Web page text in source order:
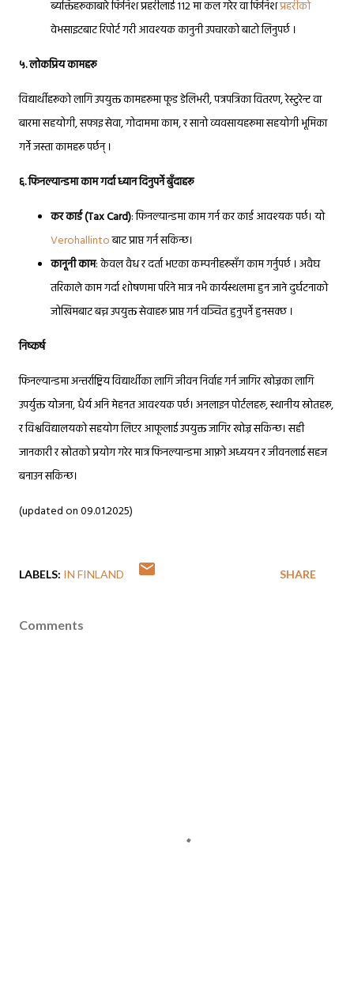
ब्यक्तिहरूकाबारे फिनिश प्रहरीलाई 112 मा कल गरेर वा फिनिशप्रहरीको
वेभसाइटबाट रिपोर्ट गरी आवश्यक कानुनी उपचारको बाटो लिनुपर्छ ।
५. लोकप्रिय कामहरू
विद्यार्थीहरूको लागि उपयुक्त कामहरूमा फूड डेलिभरी, पत्रपत्रिका वितरण, रेस्टुरेन्ट वा
बारमा सहयोगी, सफाइ सेवा, गोदाममा काम, र सानो व्यवसायहरूमा सहयोगी भूमिका
गर्ने जस्ता कामहरू पर्छन् ।
६. फिनल्यान्डमा काम गर्दा ध्यान दिनुपर्ने बुँदाहरू
कर कार्ड (Tax Card): फिनल्यान्डमा काम गर्न कर कार्ड आवश्यक पर्छ। यो
Verohallintoबाट प्राप्त गर्न सकिन्छ।
कानूनी काम: केवल वैध र दर्ता भएका कम्पनीहरूसँग काम गर्नुपर्छ । अवैघ
तरिकाले काम गर्दा शोषणमा परिने मात्र नभै कार्यस्थलमा हुन जाने दुर्घटनाको
जोखिमबाट बच्न उपयुक्त सेवाहरू प्राप्त गर्न वञ्चित हुनुपर्ने हुनसक्छ ।
निष्कर्ष
फिनल्यान्डमा अन्तर्राष्ट्रिय विद्यार्थीका लागि जीवन निर्वाह गर्न जागिर खोज्नका लागि
उपर्युक्त योजना, धैर्य अनि मेहनत आवश्यक पर्छ। अनलाइन पोर्टलहरू, स्थानीय स्रोतहरू,
र विश्वविद्यालयको सहयोग लिएर आफूलाई उपयुक्त जागिर खोज्न सकिन्छ। सही
जानकारी र स्रोतको प्रयोग गरेर मात्र फिनल्यान्डमा आफ्नो अध्ययन र जीवनलाई सहज
बनाउन सकिन्छ।
(updated on 09.01.2025)
LABELS: IN FINLAND SHARE
Comments